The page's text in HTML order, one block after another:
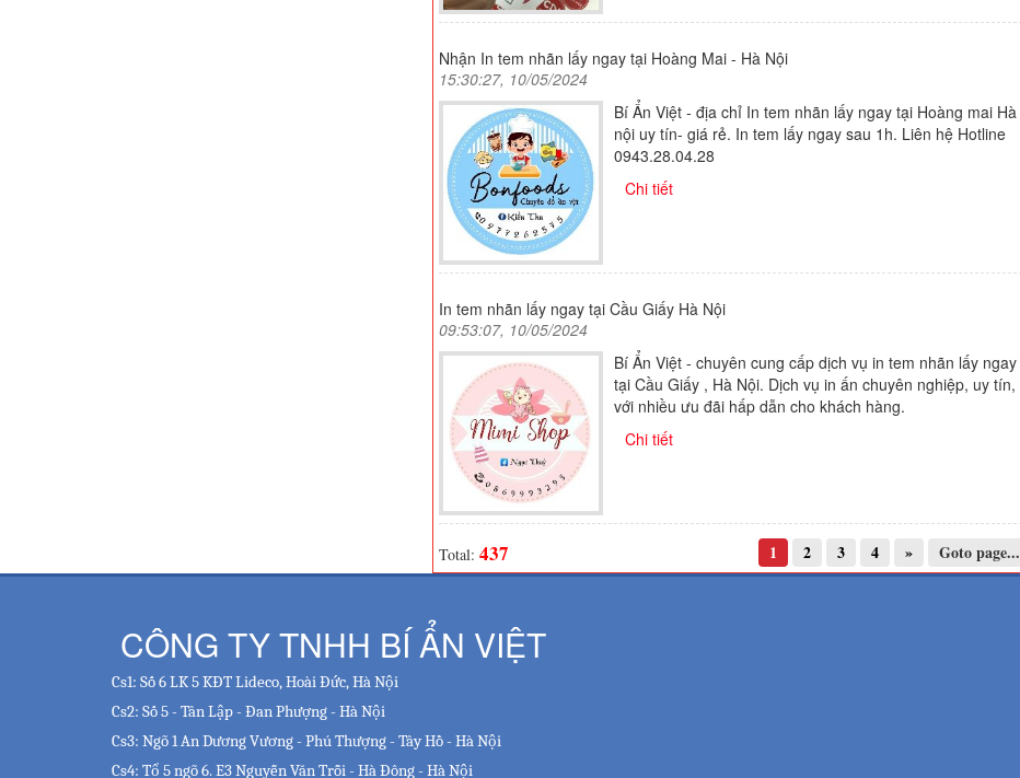
Nhận In tem nhãn lấy ngay tại Hoàng Mai - Hà Nội
15:30:27, 10/05/2024
Bí Ẩn Việt - địa chỉ In tem nhãn lấy ngay tại Hoàng mai Hà
nội uy tín- giá rẻ. In tem lấy ngay sau 1h. Liên hệ Hotline
0943.28.04.28
Chi tiết
In tem nhãn lấy ngay tại Cầu Giấy Hà Nội
09:53:07, 10/05/2024
Bí Ẩn Việt - chuyên cung cấp dịch vụ in tem nhãn lấy ngay
tại Cầu Giấy , Hà Nội. Dịch vụ in ấn chuyên nghiệp, uy tín,
với nhiều ưu đãi hấp dẫn cho khách hàng.
Chi tiết
Total: 437 1 2 3 4 » Goto page...
CÔNG TY TNHH BÍ ẨN VIỆT
Cs1: Số 6 LK 5 KĐT Lideco, Hoài Đức, Hà Nội
Cs2: Số 5 - Tân Lập - Đan Phượng - Hà Nội
Cs3: Ngõ 1 An Dương Vương - Phú Thượng - Tây Hồ - Hà Nội
Cs4: Tổ 5 ngõ 6. E3 Nguyễn Văn Trỗi - Hà Đông - Hà Nội